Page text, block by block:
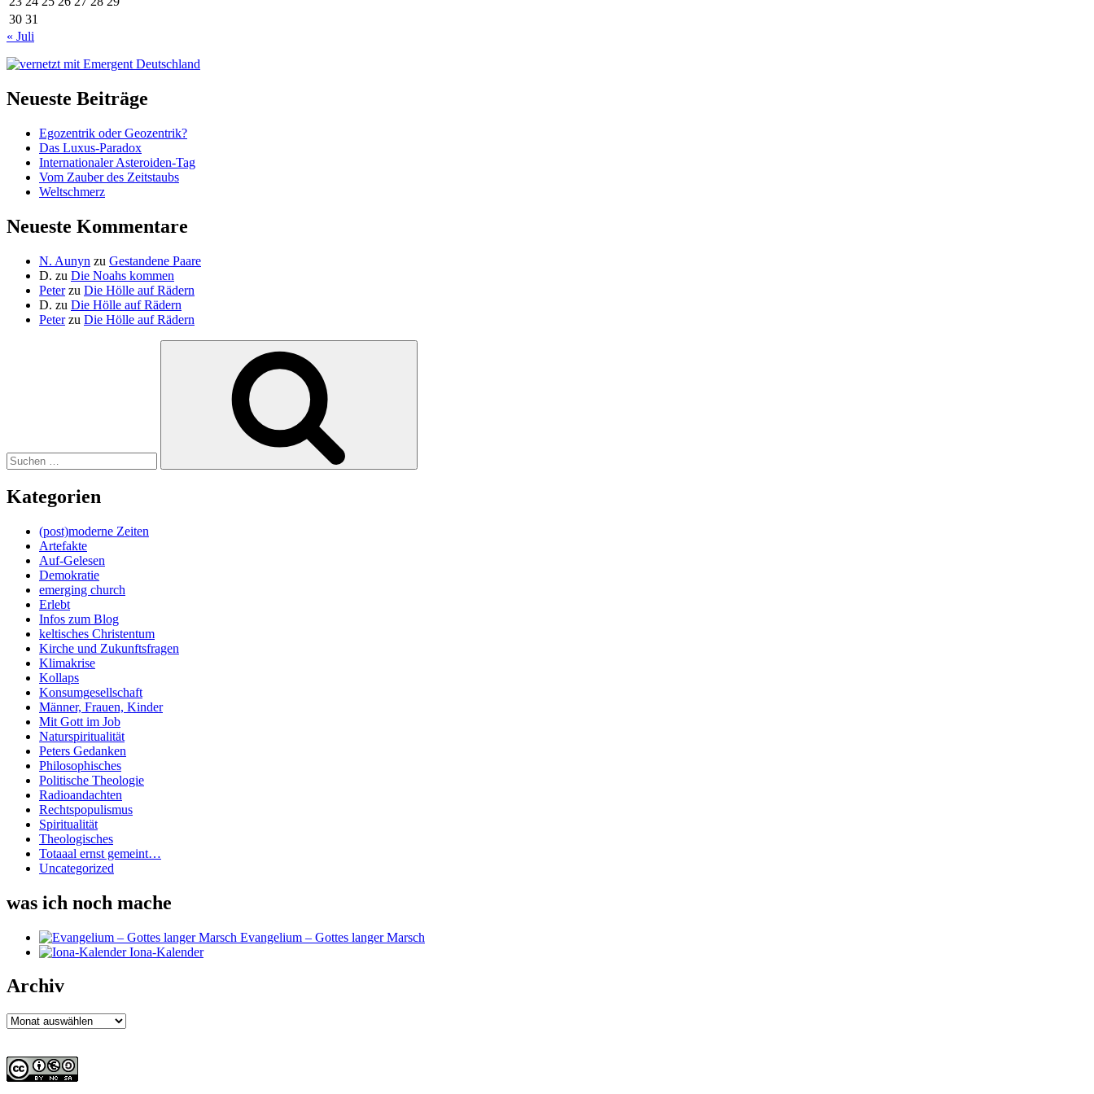
30 31
« Juli
Neueste Beiträge
Egozentrik oder Geozentrik?
Das Luxus-Paradox
Internationaler Asteroiden-Tag
Vom Zauber des Zeitstaubs
Weltschmerz
Neueste Kommentare
N. Aunyn zu Gestandene Paare
D. zu Die Noahs kommen
Peterzu Die Hölle auf Rädern
D. zu Die Hölle auf Rädern
Peterzu Die Hölle auf Rädern
Kategorien
(post)moderne Zeiten
Artefakte
Auf-Gelesen
Demokratie
emerging church
Erlebt
Infos zum Blog
keltisches Christentum
Kirche und Zukunftsfragen
Klimakrise
Kollaps
Konsumgesellschaft
Männer, Frauen, Kinder
Mit Gott im Job
Naturspiritualität
Peters Gedanken
Philosophisches
Politische Theologie
Radioandachten
Rechtspopulismus
Spiritualität
Theologisches
Totaaal ernst gemeint…
Uncategorized
was ich noch mache
Evangelium – Gottes langer Marsch
Iona-Kalender
Archiv
Archiv